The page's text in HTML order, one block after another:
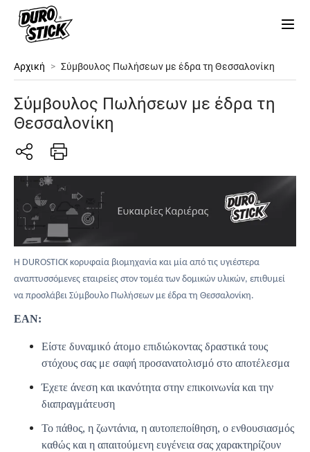
Αρχική > Σύμβουλος Πωλήσεων με έδρα τη Θεσσαλονίκη
Σύμβουλος Πωλήσεων με έδρα τη
Θεσσαλονίκη
Η DUROSTICK κορυφαία βιομηχανία και μία από τις υγιέστερα
αναπτυσσόμενες εταιρείες στον τομέα των δομικών υλικών, επιθυμεί
να προσλάβει Σύμβουλο Πωλήσεων με έδρα τη Θεσσαλονίκη.
ΕΑΝ:
Είστε δυναμικό άτομο επιδιώκοντας δραστικά τους
στόχους σας με σαφή προσανατολισμό στο αποτέλεσμα
Έχετε άνεση και ικανότητα στην επικοινωνία και την
διαπραγμάτευση
Το πάθος, η ζωντάνια, η αυτοπεποίθηση, ο ενθουσιασμός
καθώς και η απαιτούμενη ευγένεια σας χαρακτηρίζουν